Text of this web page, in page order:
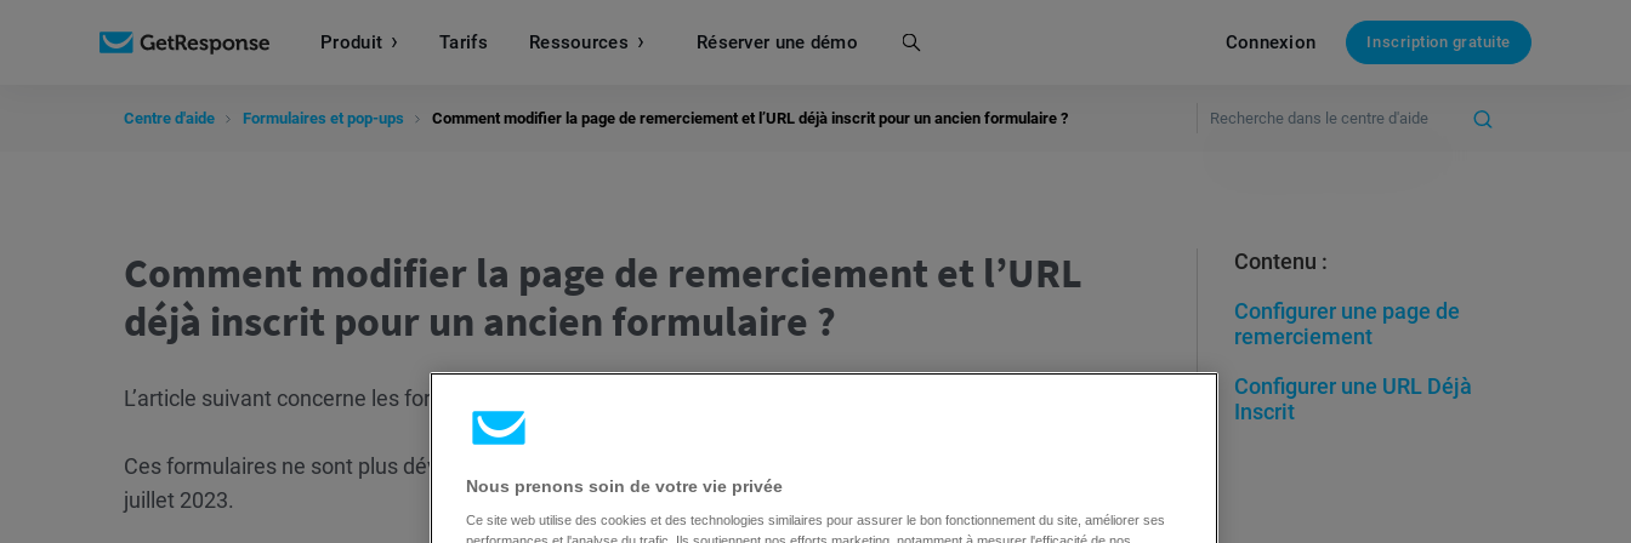
Produit Tarifs Ressources Réserver une démo
Recherche Connexion Inscription gratuite
Centre d'aide Formulaires et pop-ups Comment modifier la page de remerciement et l’URL déjà inscrit pour un ancien formulaire ?
Contenu :
Configurer une page de
remerciement
Configurer une URL Déjà
Inscrit
Comment modifier la page de remerciement et l’URL
déjà inscrit pour un ancien formulaire ?
L’article suivant concerne les formulaires créés dans l’ancien éditeur.
Ces formulaires ne sont plus développés et ne sont pas disponibles dans les comptes créés après le 18
juillet 2023.
Nous prenons soin de votre vie privée
Ce site web utilise des cookies et des technologies similaires pour assurer le bon fonctionnement du site, améliorer ses